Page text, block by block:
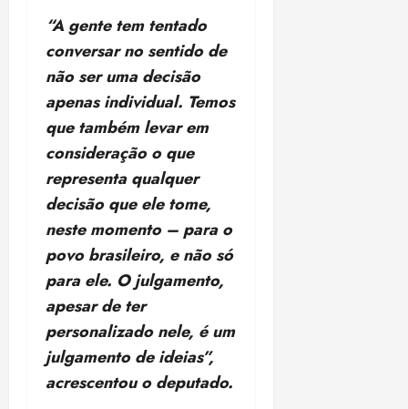
“A gente tem tentado
conversar no sentido de
não ser uma decisão
apenas individual. Temos
que também levar em
consideração o que
representa qualquer
decisão que ele tome,
neste momento – para o
povo brasileiro, e não só
para ele. O julgamento,
apesar de ter
personalizado nele, é um
julgamento de ideias”,
acrescentou o deputado.